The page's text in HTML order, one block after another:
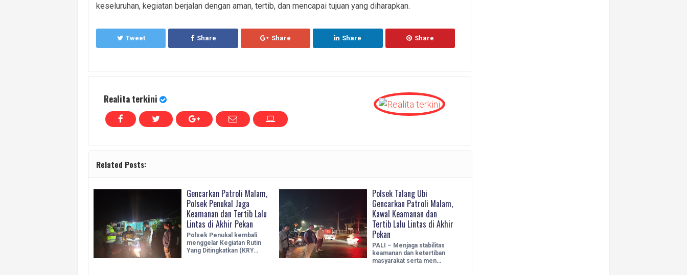
keseluruhan, kegiatan berjalan dengan aman, tertib, dan mencapai tujuan yang diharapkan.
Tweet Share Share Share Share
Realita terkini
Related Posts:
Gencarkan Patroli Malam,
Polsek Penukal Jaga
Keamanan dan Tertib Lalu
Lintas di Akhir Pekan
Polsek Penukal kembali
menggelar Kegiatan Rutin
Yang Ditingkatkan (KRY…
Polsek Talang Ubi
Gencarkan Patroli Malam,
Kawal Keamanan dan
Tertib Lalu Lintas di Akhir
Pekan
PALI – Menjaga stabilitas
keamanan dan ketertiban
masyarakat serta men…